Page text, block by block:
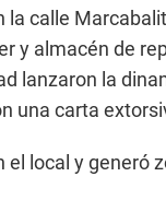
la calle
y almacén de
lanzaron la
una carta
local y generó